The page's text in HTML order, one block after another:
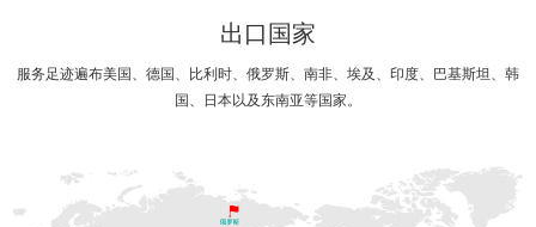
出口国家
服务足迹遍布美国、德国、比利时、俄罗斯、南非、埃及、印度、巴基斯坦、韩
国、日本以及东南亚等国家。